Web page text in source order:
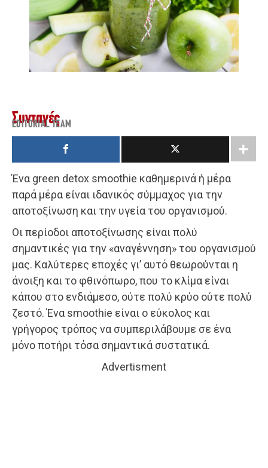
Συνταγές
EDITORIAL TEAM
Ένα green detox smoothie καθημερινά ή μέρα
παρά μέρα είναι ιδανικός σύμμαχος για την
αποτοξίνωση και την υγεία του οργανισμού.
Οι περίοδοι αποτοξίνωσης είναι πολύ
σημαντικές για την «αναγέννηση» του οργανισμού
μας. Καλύτερες εποχές γι’ αυτό θεωρούνται η
άνοιξη και το φθινόπωρο, που το κλίμα είναι
κάπου στο ενδιάμεσο, ούτε πολύ κρύο ούτε πολύ
ζεστό. Ένα smoothie είναι ο εύκολος και
γρήγορος τρόπος να συμπεριλάβουμε σε ένα
μόνο ποτήρι τόσα σημαντικά συστατικά.
Advertisment